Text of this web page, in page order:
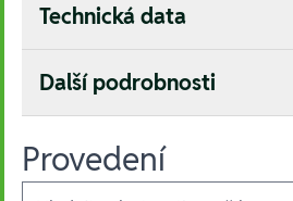
Technická data
Další podrobnosti
Provedení
Ausführungen